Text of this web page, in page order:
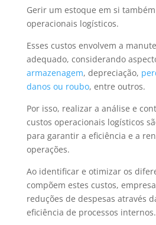
Gerir um estoque em si
operacionais logísticos.
Esses custos envolvem a
adequado, considerando
armazenagem, depreciação,
danos ou roubo, entre outros.
Por isso, realizar a análise e
custos operacionais logísticos
para garantir a eficiência e a
operações.
Ao identificar e otimizar os
compõem estes custos,
reduções de despesas através
eficiência de processos internos.